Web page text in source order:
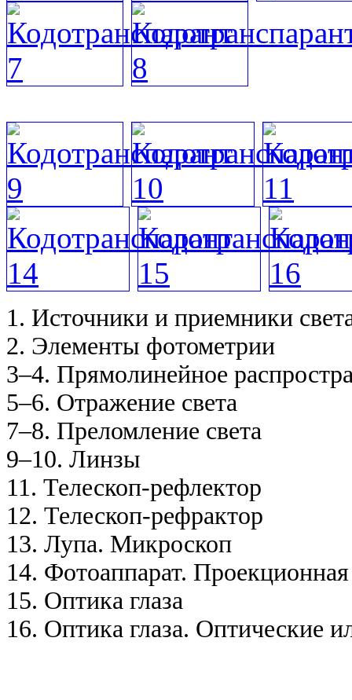
1. Источники и приемники
2. Элементы фотометрии
3–4. Прямолинейное
5–6. Отражение света
7–8. Преломление света
9–10. Линзы
11. Телескоп-рефлектор
12. Телескоп-рефрактор
13. Лупа. Микроскоп
14. Фотоаппарат.
15. Оптика глаза
16. Оптика глаза. Оптические